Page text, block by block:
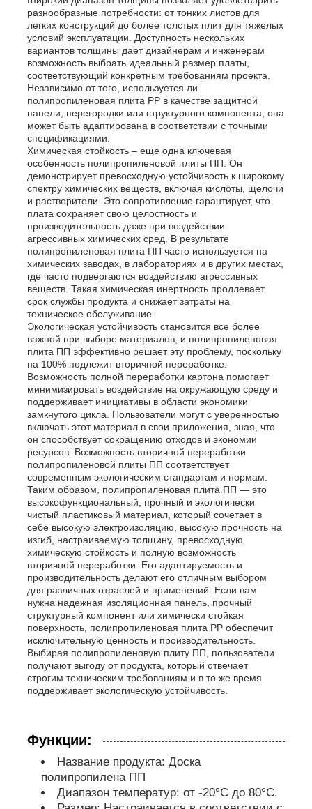
Новости
Все случаи
Отправить запрос
Доска PP пластиковая
Рекламный щит из полипропилена
Лист из пластика ПП
Совет по ППС
Огнеупорный полипропиленовый лист
PP выдалбливают доску конструкции
Стенные листы из ПП
лист полипропилена
Трубы из ПП
фитинги для труб из полипропилена
разнообразные потребности: от тонких листов для
легких конструкций до более толстых плит для тяжелых
условий эксплуатации. Доступность нескольких
вариантов толщины дает дизайнерам и инженерам
возможность выбрать идеальный размер платы,
соответствующий конкретным требованиям проекта.
Независимо от того, используется ли
полипропиленовая плита PP в качестве защитной
панели, перегородки или структурного компонента, она
может быть адаптирована в соответствии с точными
спецификациями.
Химическая стойкость – еще одна ключевая
особенность полипропиленовой плиты ПП. Он
демонстрирует превосходную устойчивость к широкому
спектру химических веществ, включая кислоты, щелочи
и растворители. Это сопротивление гарантирует, что
плата сохраняет свою целостность и
производительность даже при воздействии
агрессивных химических сред. В результате
полипропиленовая плита ПП часто используется на
химических заводах, в лабораториях и в других местах,
где часто подвергаются воздействию агрессивных
веществ. Такая химическая инертность продлевает
срок службы продукта и снижает затраты на
техническое обслуживание.
Экологическая устойчивость становится все более
важной при выборе материалов, и полипропиленовая
плита ПП эффективно решает эту проблему, поскольку
на 100% подлежит вторичной переработке.
Возможность полной переработки картона помогает
минимизировать воздействие на окружающую среду и
поддерживает инициативы в области экономики
замкнутого цикла. Пользователи могут с уверенностью
включать этот материал в свои приложения, зная, что
он способствует сокращению отходов и экономии
ресурсов. Возможность вторичной переработки
полипропиленовой плиты ПП соответствует
современным экологическим стандартам и нормам.
Таким образом, полипропиленовая плита ПП — это
высокофункциональный, прочный и экологически
чистый пластиковый материал, который сочетает в
себе высокую электроизоляцию, высокую прочность на
изгиб, настраиваемую толщину, превосходную
химическую стойкость и полную возможность
вторичной переработки. Его адаптируемость и
производительность делают его отличным выбором
для различных отраслей и применений. Если вам
нужна надежная изоляционная панель, прочный
структурный компонент или химически стойкая
поверхность, полипропиленовая плита PP обеспечит
исключительную ценность и производительность.
Выбирая полипропиленовую плиту ПП, пользователи
получают выгоду от продукта, который отвечает
строгим техническим требованиям и в то же время
поддерживает экологическую устойчивость.
Функции:
Название продукта: Доска
полипропилена ПП
Диапазон температур: от -20°C до 80°C.